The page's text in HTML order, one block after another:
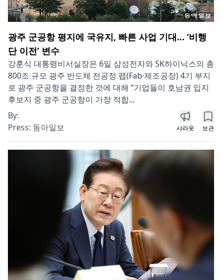
광주 군공항 평지에 국유지, 빠른 사업 기대… ‘비행
단 이전’ 변수
강훈식 대통령비서실장은 6일 삼성전자와 SK하이닉스의 총
800조 규모 광주 반도체 전공정 팹(Fab·제조공장) 4기 부지
로 광주 군공항을 결정한 것에 대해 “기업들이 호남권 입지
후보지 중 광주 군공항이 가장 적합...
By:
Press: 동아일보 샤라웃 보관